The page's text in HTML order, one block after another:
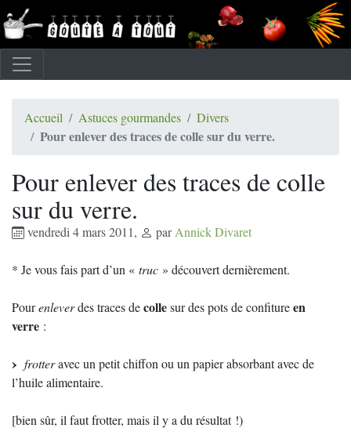
Accueil Astuces gourmandes Divers
Pour enlever des traces de colle sur du verre.
Pour enlever des traces de colle
sur du verre.
vendredi 4 mars 2011, parAnnick Divaret
* Je vous fais part d’un « truc » découvert dernièrement.
Pourenleverdes traces decollesur des pots de confitureen
verre :
frotteravec un petit chiffon ou un papier absorbant avec de
l’huile alimentaire.
[bien sûr, il faut frotter, mais il y a du résultat !)